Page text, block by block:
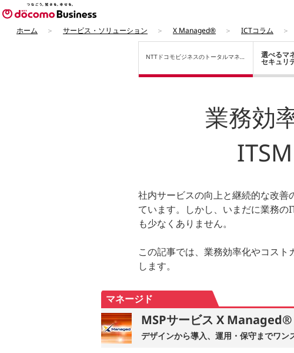
ホーム サービス・ソリューション X Managed® ICTコラム
NTTドコモビジネスの トータルマネー 選べるマ
セキュリ
ス
業務効
社内サービスの向上と継続的な改
ています。しかし、いまだに業務
も少なくありません。
この記事では、業務効率化やコス
します。
マネージド
MSPサービス X Managed®
デザインから導入、運用・保守までワン